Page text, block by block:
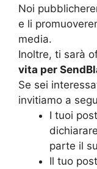
Noi
e li
media.
Inoltre, ti sarà
vita per
Se sei
invitiamo a
I tuoi
parte il
Il tuo